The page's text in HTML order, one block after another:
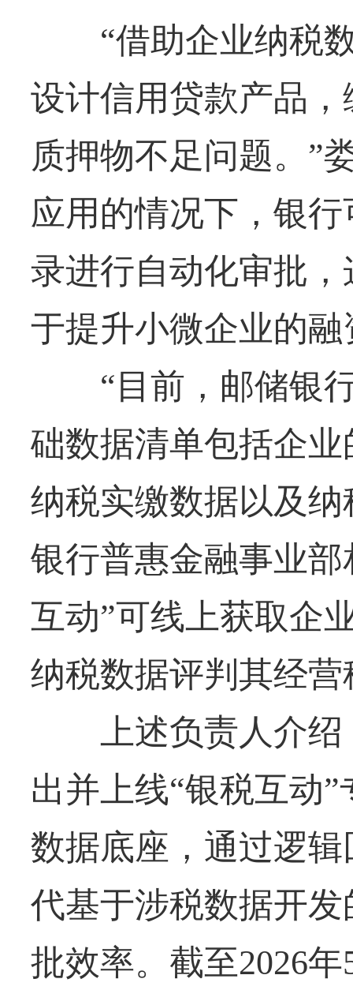
“借助企业纳税数
设计信用贷款产品
质押物不足问题。”
应用的情况下，银
录进行自动化审批
于提升小微企业的
“目前，邮储银行
础数据清单包括企
纳税实缴数据以及
银行普惠金融事业
互动”可线上获取企
纳税数据评判其经
上述负责人介绍
出并上线“银税互动
数据底座，通过逻
代基于涉税数据开
批效率。截至2026